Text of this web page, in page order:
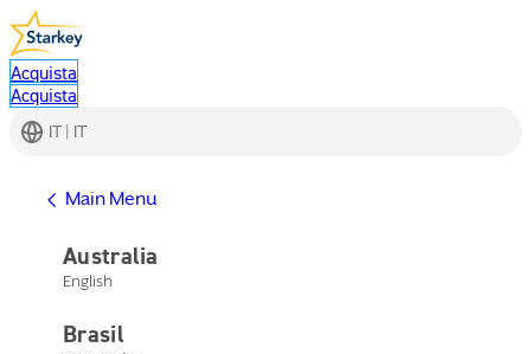
Acquista
Acquista
IT | IT
Main Menu
Australia
English
Brasil